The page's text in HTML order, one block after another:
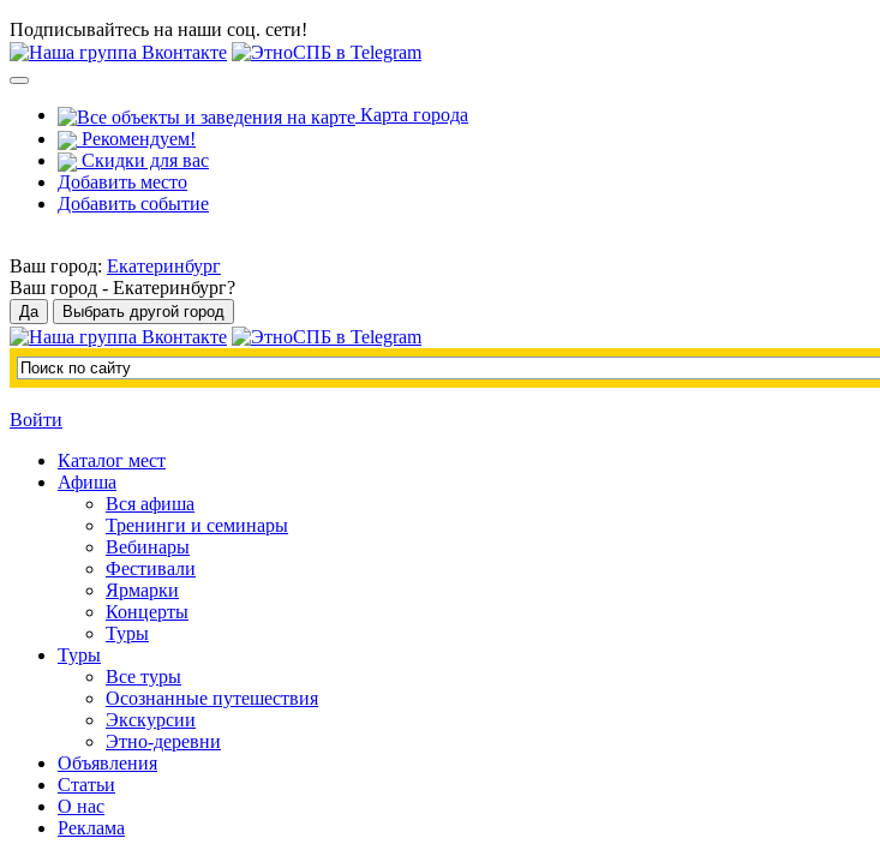
Подписывайтесь на наши соц. сети!
Карта города
Рекомендуем!
Скидки для вас
Добавить место
Добавить событие
Ваш город: Екатеринбург
Ваш город - Екатеринбург?
Войти
Каталог мест
Афиша
Вся афиша
Тренинги и семинары
Вебинары
Фестивали
Ярмарки
Концерты
Туры
Туры
Все туры
Осознанные путешествия
Экскурсии
Этно-деревни
Объявления
Статьи
О нас
Реклама